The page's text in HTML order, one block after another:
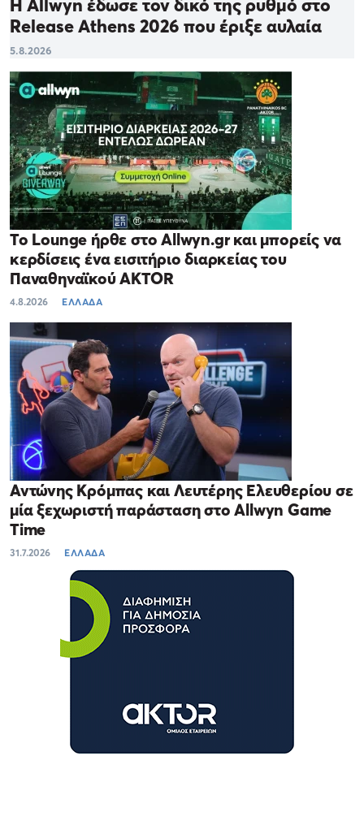
Η Allwyn έδωσε τον δικό της ρυθμό στο
Release Athens 2026 που έριξε αυλαία
5.8.2026
Το Lounge ήρθε στο Allwyn.gr και μπορείς να
κερδίσεις ένα εισιτήριο διαρκείας του
Παναθηναϊκού AKTOR
4.8.2026 ΕΛΛΑΔΑ
Αντώνης Κρόμπας και Λευτέρης Ελευθερίου σε
μία ξεχωριστή παράσταση στο Allwyn Game
Time
31.7.2026 ΕΛΛΑΔΑ